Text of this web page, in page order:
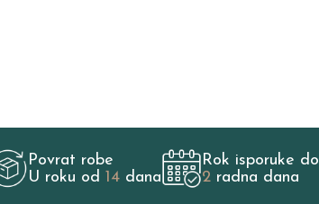
Povrat robe
U roku od 14 dana
Rok isporuke do
2 radna dana